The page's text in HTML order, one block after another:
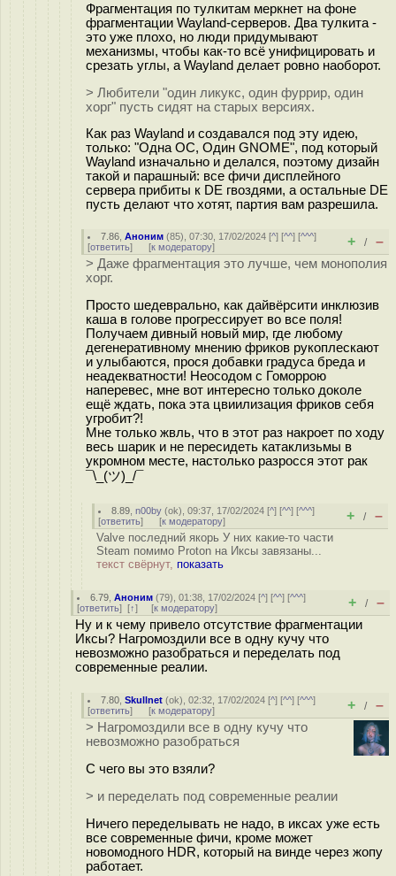
Фрагментация по тулкитам меркнет на фоне
фрагментации Wayland-серверов. Два тулкита -
это уже плохо, но люди придумывают
механизмы, чтобы как-то всё унифицировать и
срезать углы, а Wayland делает ровно наоборот.
> Любители "один ликукс, один фуррир, один
хорг" пусть сидят на старых версиях.
Как раз Wayland и создавался под эту идею,
только: "Одна ОС, Один GNOME", под который
Wayland изначально и делался, поэтому дизайн
такой и парашный: все фичи дисплейного
сервера прибиты к DE гвоздями, а остальные DE
пусть делают что хотят, партия вам разрешила.
7.86 ,Аноним (85), 07:30, 17/02/2024 [^] [^^] [^^^]
[ответить] [к модератору] + / –
> Даже фрагментация это лучше, чем монополия
хорг.
Просто шедеврально, как дайвёрсити инклюзив
каша в голове прогрессирует во все поля!
Получаем дивный новый мир, где любому
дегенеративному мнению фриков рукоплескают
и улыбаются, прося добавки градуса бреда и
неадекватности! Неосодом с Гоморрою
наперевес, мне вот интересно только доколе
ещё ждать, пока эта цвиилизация фриков себя
угробит?!
Мне только жвль, что в этот раз накроет по ходу
весь шарик и не пересидеть катаклизьмы в
укромном месте, настолько разросся этот рак
¯\_(ツ)_/¯
8.89 ,n00by (ok), 09:37, 17/02/2024 [^] [^^] [^^^]
[ответить] [к модератору] + / –
Valve последний якорь У них какие-то части
Steam помимо Proton на Иксы завязаны...
текст свёрнут, показать
6.79 ,Аноним (79), 01:38, 17/02/2024 [^] [^^] [^^^]
[ответить] [↑] [к модератору] + / –
Ну и к чему привело отсутствие фрагментации
Иксы? Нагромоздили все в одну кучу что
невозможно разобраться и переделать под
современные реалии.
7.80 ,Skullnet (ok), 02:32, 17/02/2024 [^] [^^] [^^^]
[ответить] [к модератору] + / –
> Нагромоздили все в одну кучу что
невозможно разобраться
С чего вы это взяли?
> и переделать под современные реалии
Ничего переделывать не надо, в иксах уже есть
все современные фичи, кроме может
новомодного HDR, который на винде через жопу
работает.